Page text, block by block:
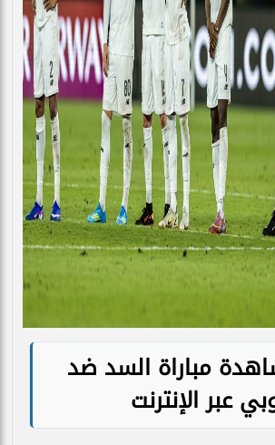
مباراة السد ضد
عبر الإنترنت